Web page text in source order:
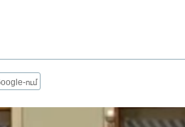
ում